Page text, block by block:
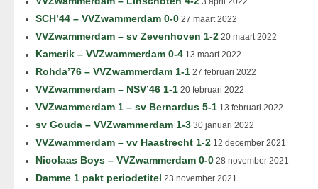
SCH’44 – VVZwammerdam 0-0 27 maart 2022
VVZwammerdam – sv Zevenhoven 1-2 20 maart 2022
Kamerik – VVZwammerdam 0-4 13 maart 2022
Rohda’76 – VVZwammerdam 1-1 27 februari 2022
VVZwammerdam – NSV’46 1-1 20 februari 2022
VVZwammerdam 1 – sv Bernardus 5-1 13 februari 2022
sv Gouda – VVZwammerdam 1-3 30 januari 2022
VVZwammerdam – vv Haastrecht 1-2 12 december 2021
Nicolaas Boys – VVZwammerdam 0-0 28 november 2021
Damme 1 pakt periodetitel 23 november 2021